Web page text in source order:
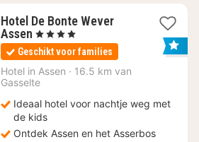
Hotel De Bonte Wever
Assen 3
nachten
vanaf
€
89
, 4 Sterren
Geschikt voor families
Hotel in Assen · 16.5 km van
Gasselte
Ideaal hotel voor nachtje weg met
de kids
Ontdek Assen en het Asserbos